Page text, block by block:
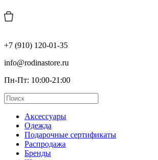
+7 (910) 120-01-35
info@rodinastore.ru
Пн-Пт: 10:00-21:00
Аксессуары
Одежда
Подарочные сертификаты
Распродажа
Бренды